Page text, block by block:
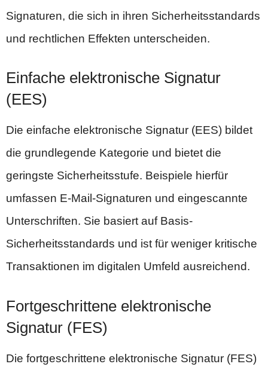
Signaturen, die sich in ihren Sicherheitsstandards
und rechtlichen Effekten unterscheiden.
Einfache elektronische Signatur
(EES)
Die einfache elektronische Signatur (EES) bildet
die grundlegende Kategorie und bietet die
geringste Sicherheitsstufe. Beispiele hierfür
umfassen E-Mail-Signaturen und eingescannte
Unterschriften. Sie basiert auf Basis-
Sicherheitsstandards und ist für weniger kritische
Transaktionen im digitalen Umfeld ausreichend.
Fortgeschrittene elektronische
Signatur (FES)
Die fortgeschrittene elektronische Signatur (FES)